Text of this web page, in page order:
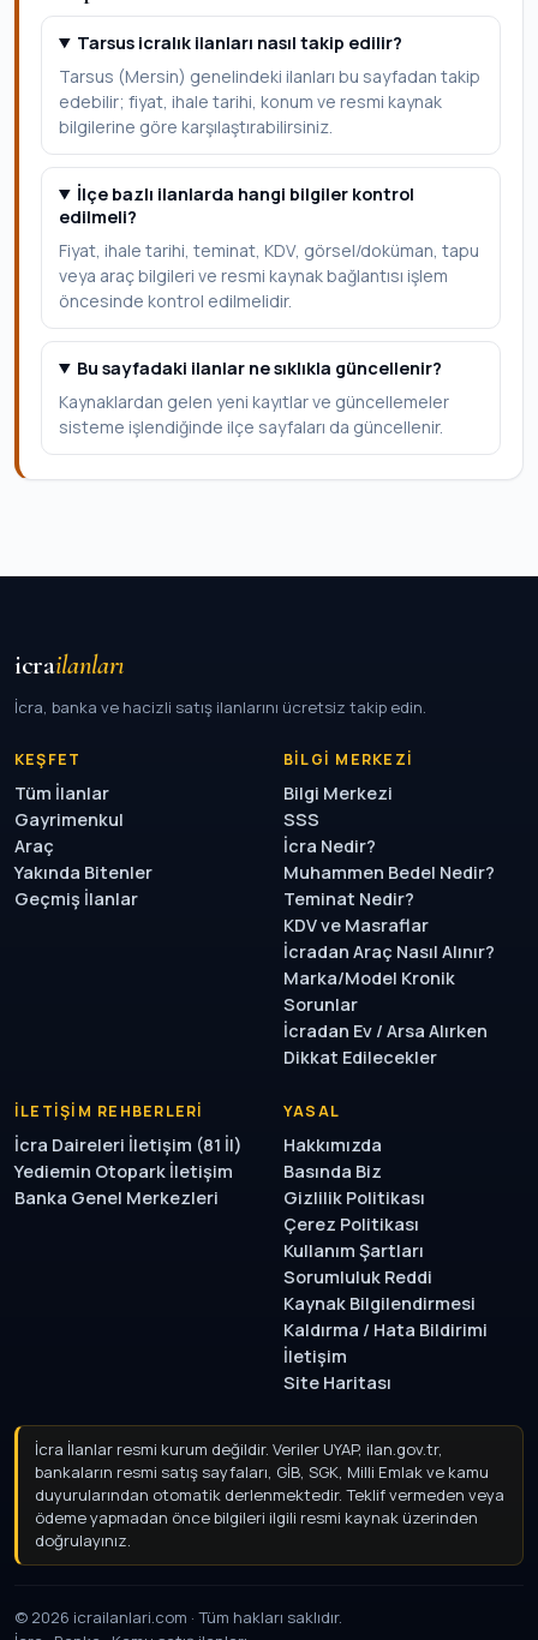
Tarsus icralık ilanları nasıl takip edilir?
Tarsus (Mersin) genelindeki ilanları bu sayfadan takip
edebilir; fiyat, ihale tarihi, konum ve resmi kaynak
bilgilerine göre karşılaştırabilirsiniz.
İlçe bazlı ilanlarda hangi bilgiler kontrol
edilmeli?
Fiyat, ihale tarihi, teminat, KDV, görsel/doküman, tapu
veya araç bilgileri ve resmi kaynak bağlantısı işlem
öncesinde kontrol edilmelidir.
Bu sayfadaki ilanlar ne sıklıkla güncellenir?
Kaynaklardan gelen yeni kayıtlar ve güncellemeler
sisteme işlendiğinde ilçe sayfaları da güncellenir.
icrailanları
İcra, banka ve hacizli satış ilanlarını ücretsiz takip edin.
KEŞFET
Tüm İlanlar
Gayrimenkul
Araç
Yakında Bitenler
Geçmiş İlanlar
BILGI MERKEZI
Bilgi Merkezi
SSS
İcra Nedir?
Muhammen Bedel Nedir?
Teminat Nedir?
KDV ve Masraflar
İcradan Araç Nasıl Alınır?
Marka/Model Kronik
Sorunlar
İcradan Ev / Arsa Alırken
Dikkat Edilecekler
İLETIŞIM REHBERLERI
İcra Daireleri İletişim (81 İl)
Yediemin Otopark İletişim
Banka Genel Merkezleri
YASAL
Hakkımızda
Basında Biz
Gizlilik Politikası
Çerez Politikası
Kullanım Şartları
Sorumluluk Reddi
Kaynak Bilgilendirmesi
Kaldırma / Hata Bildirimi
İletişim
Site Haritası
İcra İlanlar resmi kurum değildir. Veriler UYAP, ilan.gov.tr,
bankaların resmi satış sayfaları, GİB, SGK, Milli Emlak ve kamu
duyurularından otomatik derlenmektedir. Teklif vermeden
veya ödeme yapmadan önce bilgileri ilgili resmi kaynak
üzerinden doğrulayınız.
© 2026 icrailanlari.com · Tüm hakları saklıdır.